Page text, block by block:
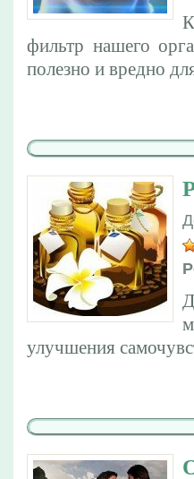
фильтр нашего
полезно и вредно
улучшения